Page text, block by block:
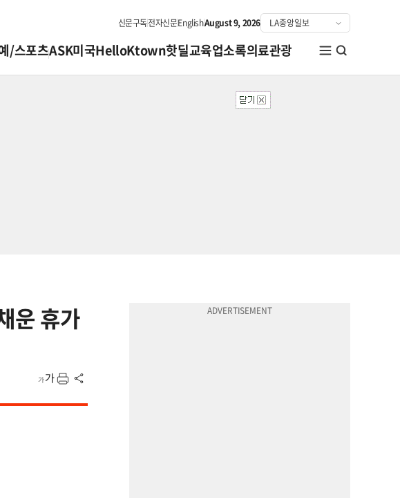
신문구독전자신문EnglishAugust 9, 2026
/스포츠ASK미국HelloKtown핫딜교육업소록의료관광
운 휴가